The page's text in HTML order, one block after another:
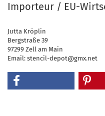
Importeur / EU-
Jutta Kröplin
Bergstraße 39
97299 Zell am Main
Email: stencil-depot@gmx.net